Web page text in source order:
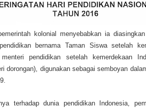
kolonial menyebabkan ia
bernama Taman Siswa setelah
pendidikan setelah kemerdekaan
dorongan), digunakan sebagai semboyan
terhadap dunia pendidikan Indonesia,